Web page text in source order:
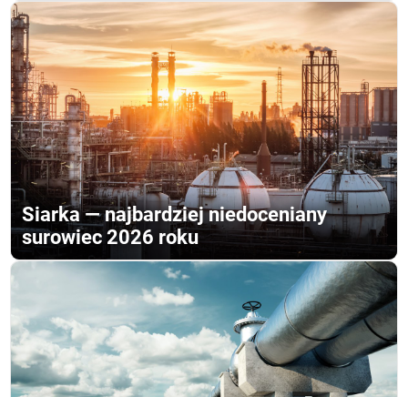
Siarka — najbardziej niedoceniany
surowiec 2026 roku